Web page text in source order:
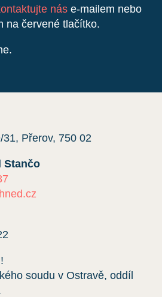
nás e-mailem nebo
na červené tlačítko.
Přerov, 750 02
Stančo
soudu v Ostravě, oddíl